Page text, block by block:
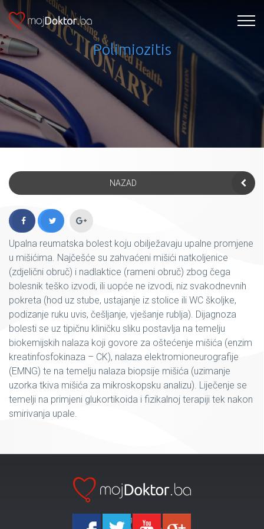
Polimiozitis
NAZAD
Upalna reumatska bolest koju obilježavaju upalne promjene
u mišićima. Najčešće su zahvaćeni mišići natkoljenice
(zdjelični obruč) i nadlaktice (rameni obruč) zbog čega
bolesnik teško izvodi, ili uopće ne izvodi, niz svakodnevnih
pokreta (hod uz stube, ustajanje iz stolice ili WC školjke,
podizanje ruku uvis, češljanje, vješanje rublja). Dijagnoza
bolesti se uz tipičnu kliničku sliku postavlja na temelju
biokemijskih nalaza koji govore za oštećenje mišića (enzim
kreatinfosfokinaza – CK), nalaza elektromioneurografije
(EMNG) te na temelju nalaza biopsije mišića (uzimanje
uzorka tkiva mišića za mikroskopsku analizu). Liječenje se
temelji na primjeni glukortikoida i fizikalnoj terapiji tek nakon
smirivanja upale.
Ka-Agencija